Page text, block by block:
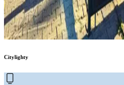
Citylighty